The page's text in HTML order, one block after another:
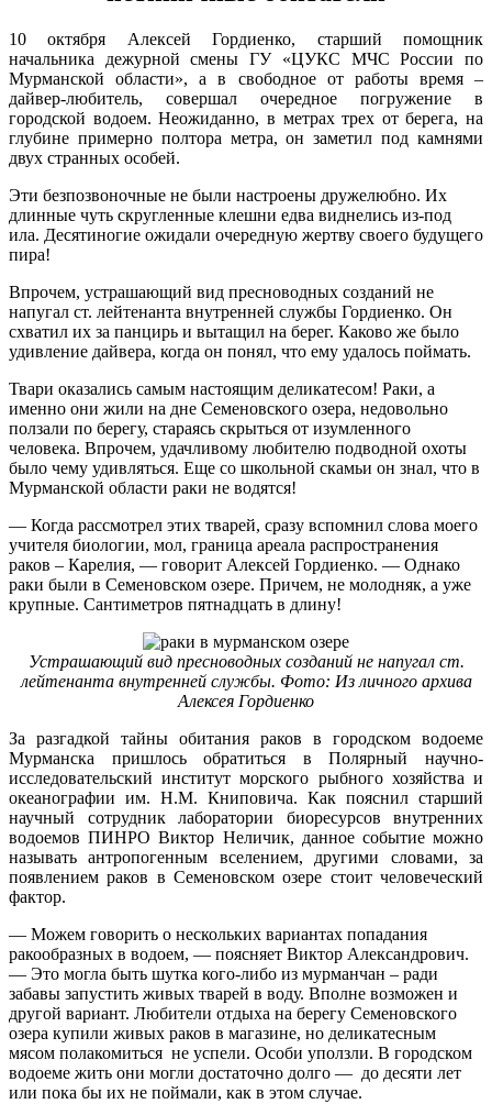
10 октября Алексей Гордиенко, старший помощник
начальника дежурной смены ГУ «ЦУКС МЧС России по
Мурманской области», а в свободное от работы время –
дайвер-любитель, совершал очередное погружение в
городской водоем. Неожиданно, в метрах трех от берега, на
глубине примерно полтора метра, он заметил под камнями
двух странных особей.
Эти безпозвоночные не были настроены дружелюбно. Их
длинные чуть скругленные клешни едва виднелись из-под
ила. Десятиногие ожидали очередную жертву своего будущего
пира!
Впрочем, устрашающий вид пресноводных созданий не
напугал ст. лейтенанта внутренней службы Гордиенко. Он
схватил их за панцирь и вытащил на берег. Каково же было
удивление дайвера, когда он понял, что ему удалось поймать.
Твари оказались самым настоящим деликатесом! Раки, а
именно они жили на дне Семеновского озера, недовольно
ползали по берегу, стараясь скрыться от изумленного
человека. Впрочем, удачливому любителю подводной охоты
было чему удивляться. Еще со школьной скамьи он знал, что в
Мурманской области раки не водятся!
— Когда рассмотрел этих тварей, сразу вспомнил слова моего
учителя биологии, мол, граница ареала распространения
раков – Карелия, — говорит Алексей Гордиенко. — Однако
раки были в Семеновском озере. Причем, не молодняк, а уже
крупные. Сантиметров пятнадцать в длину!
Устрашающий вид пресноводных созданий не напугал ст.
лейтенанта внутренней службы. Фото: Из личного архива
Алексея Гордиенко
За разгадкой тайны обитания раков в городском водоеме
Мурманска пришлось обратиться в Полярный научно-
исследовательский институт морского рыбного хозяйства и
океанографии им. Н.М. Книповича. Как пояснил старший
научный сотрудник лаборатории биоресурсов внутренних
водоемов ПИНРО Виктор Неличик, данное событие можно
называть антропогенным вселением, другими словами, за
появлением раков в Семеновском озере стоит человеческий
фактор.
— Можем говорить о нескольких вариантах попадания
ракообразных в водоем, — поясняет Виктор Александрович.
— Это могла быть шутка кого-либо из мурманчан – ради
забавы запустить живых тварей в воду. Вполне возможен и
другой вариант. Любители отдыха на берегу Семеновского
озера купили живых раков в магазине, но деликатесным
мясом полакомиться не успели. Особи уползли. В городском
водоеме жить они могли достаточно долго — до десяти лет
или пока бы их не поймали, как в этом случае.